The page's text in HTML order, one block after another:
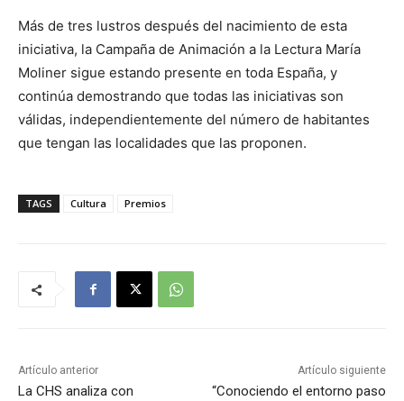
Más de tres lustros después del nacimiento de esta
iniciativa, la Campaña de Animación a la Lectura María
Moliner sigue estando presente en toda España, y
continúa demostrando que todas las iniciativas son
válidas, independientemente del número de habitantes
que tengan las localidades que las proponen.
TAGS Cultura Premios
Artículo anterior
La CHS analiza con
Artículo siguiente
“Conociendo el entorno paso